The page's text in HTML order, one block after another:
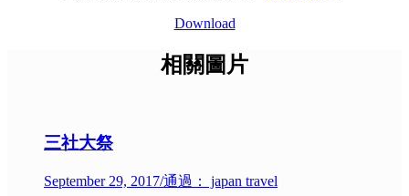
Download
相關圖片
三社大祭
September 29, 2017/通過： japan travel